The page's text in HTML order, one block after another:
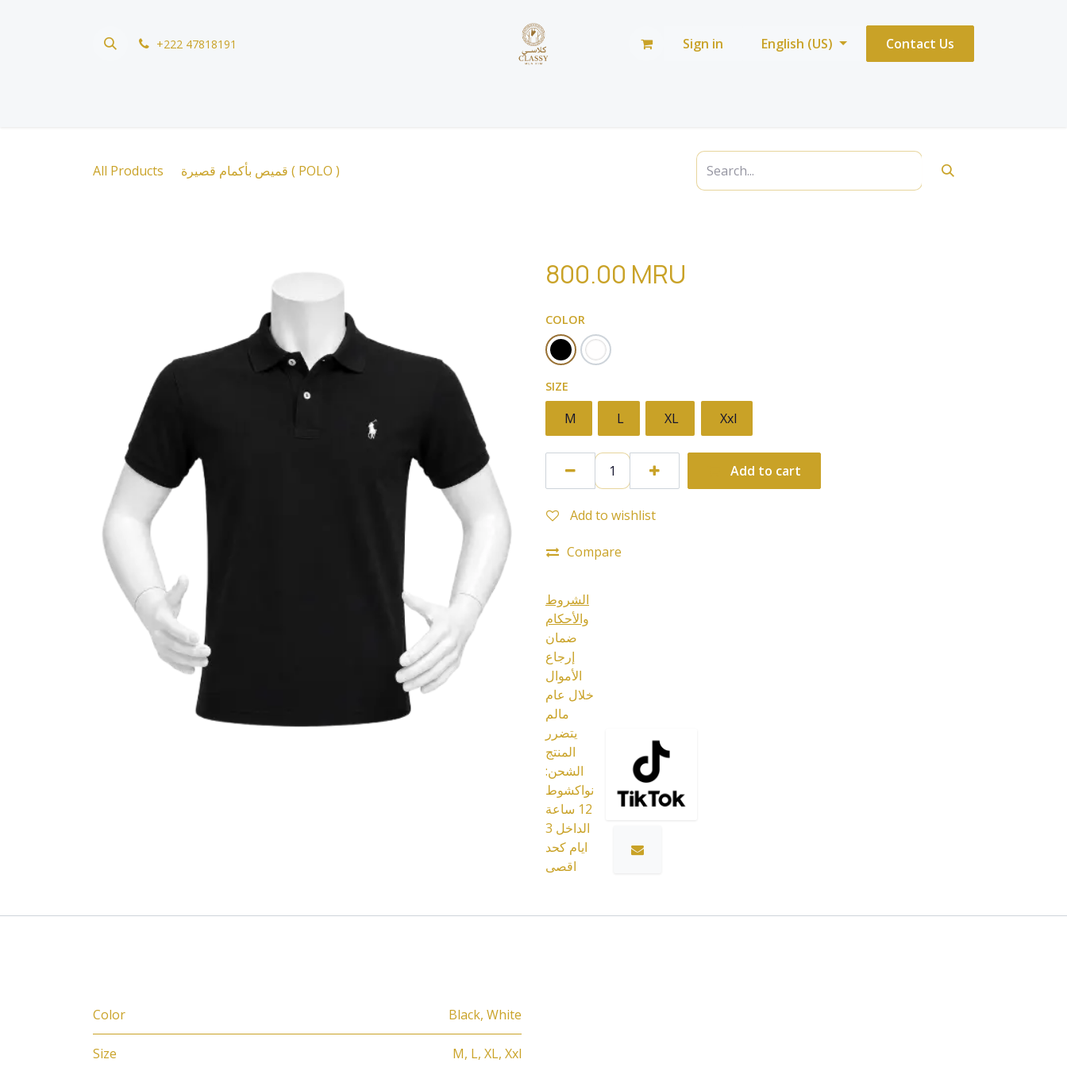
+222 47818191 Sign in English (US) Contact Us
All Products قميص بأكمام قصيرة ( POLO )
800.00 MRU
COLOR
SIZE
M L XL Xxl
Add to cart
Add to wishlist
Compare
الشروط
والأحكام
ضمان
إرجاع
الأموال
خلال عام
مالم
يتضرر
المنتج
الشحن:
نواكشوط
12 ساعة
الداخل 3
ايام كحد
اقصى
Color Black, White
Size M, L, XL, Xxl